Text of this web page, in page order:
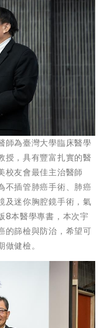
師為臺灣大學臨床醫學
授，具有豐富扎實的醫
校友會最佳主治醫師
不插管肺癌手術、肺癌
及迷你胸腔鏡手術，氣
8本醫學專書，本次宇
的篩檢與防治，希望可
健檢。